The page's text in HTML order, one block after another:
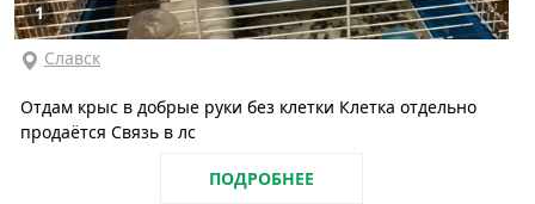
1
Славск
Отдам крыс в добрые руки без клетки Клетка отдельно
продаётся Связь в лс
ПОДРОБНЕЕ